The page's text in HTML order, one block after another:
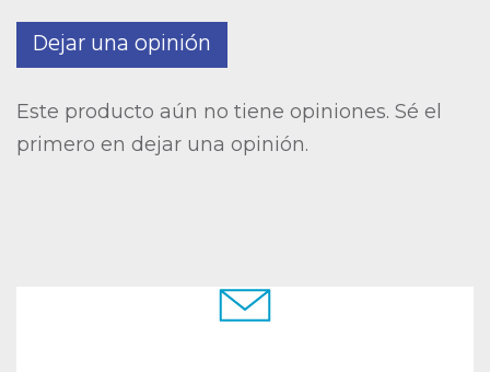
Dejar una opinión
Este producto aún no tiene opiniones. Sé el
primero en dejar una opinión.